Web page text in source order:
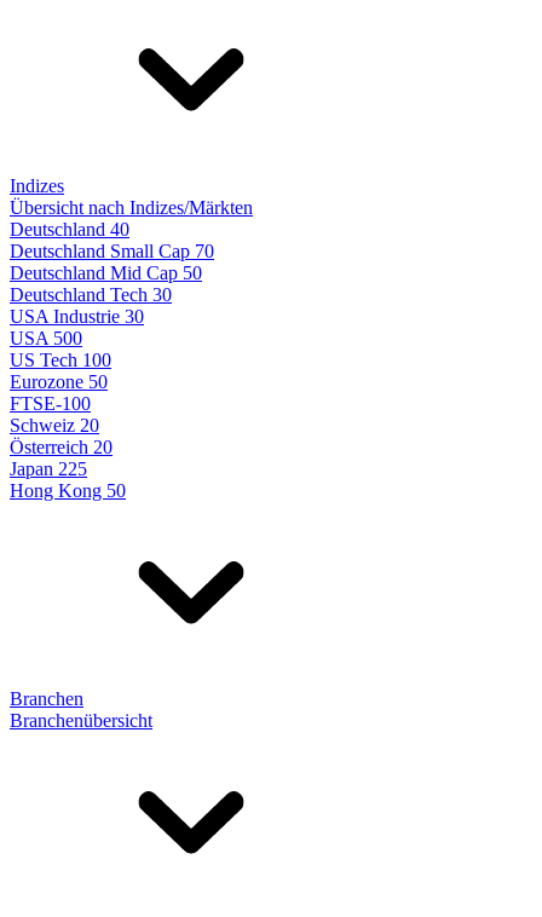
Indizes
Übersicht nach Indizes/Märkten
Deutschland 40
Deutschland Small Cap 70
Deutschland Mid Cap 50
Deutschland Tech 30
USA Industrie 30
USA 500
US Tech 100
Eurozone 50
FTSE-100
Schweiz 20
Österreich 20
Japan 225
Hong Kong 50
Branchen
Branchenübersicht